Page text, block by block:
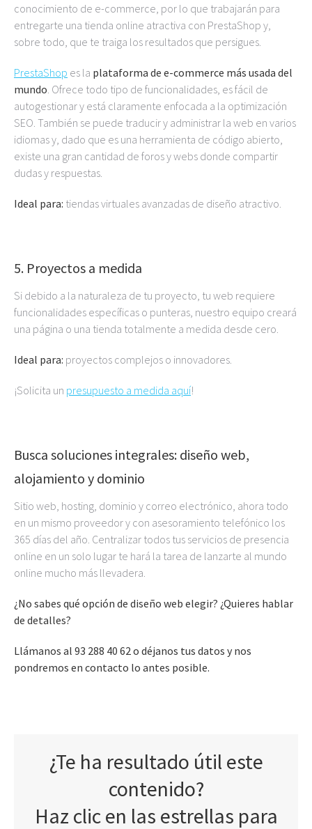
conocimiento de e-commerce, por lo que trabajarán para
entregarte una tienda online atractiva con PrestaShop y,
sobre todo, que te traiga los resultados que persigues.
PrestaShop es la plataforma de e-commerce más usada del
mundo . Ofrece todo tipo de funcionalidades, es fácil de
autogestionar y está claramente enfocada a la optimización
SEO. También se puede traducir y administrar la web en varios
idiomas y, dado que es una herramienta de código abierto,
existe una gran cantidad de foros y webs donde compartir
dudas y respuestas.
Ideal para: tiendas virtuales avanzadas de diseño atractivo.
5. Proyectos a medida
Si debido a la naturaleza de tu proyecto, tu web requiere
funcionalidades específicas o punteras, nuestro equipo creará
una página o una tienda totalmente a medida desde cero.
Ideal para: proyectos complejos o innovadores.
¡Solicita un presupuesto a medida aquí!
Busca soluciones integrales: diseño web,
alojamiento y dominio
Sitio web, hosting, dominio y correo electrónico, ahora todo
en un mismo proveedor y con asesoramiento telefónico los
365 días del año. Centralizar todos tus servicios de presencia
online en un solo lugar te hará la tarea de lanzarte al mundo
online mucho más llevadera.
¿No sabes qué opción de diseño web elegir? ¿Quieres hablar
de detalles?
Llámanos al 93 288 40 62 o déjanos tus datos y nos
pondremos en contacto lo antes posible.
¿Te ha resultado útil este
contenido?
Haz clic en las estrellas para